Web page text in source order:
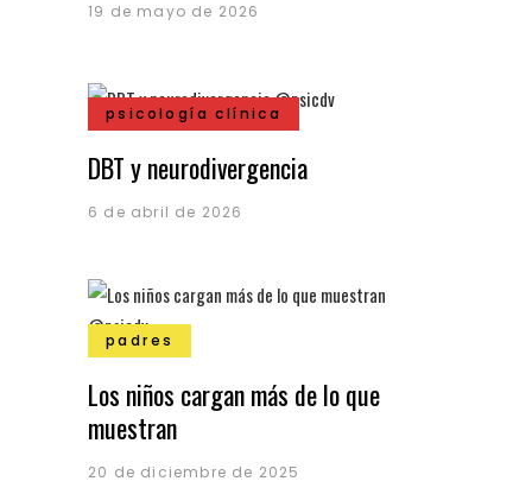
19 de mayo de 2026
psicología clínica
DBT y neurodivergencia
6 de abril de 2026
padres
Los niños cargan más de lo que
muestran
20 de diciembre de 2025